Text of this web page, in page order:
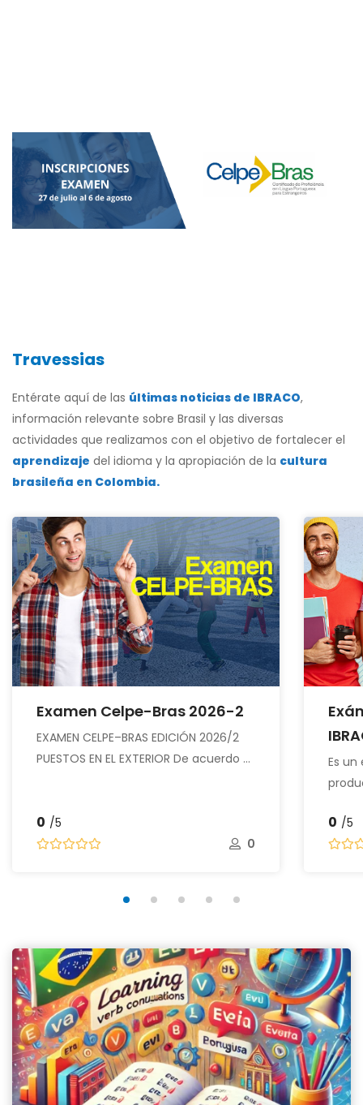
Travessias
Entérate aquí de las últimas noticias de IBRACO,
información relevante sobre Brasil y las diversas
actividades que realizamos con el objetivo de fortalecer el
aprendizaje del idioma y la apropiación de la cultura
brasileña en Colombia.
Examen Celpe-Bras 2026-2
EXAMEN CELPE–BRAS EDICIÓN 2026/2
PUESTOS EN EL EXTERIOR De acuerdo …
0 /5
0
Es
0 /5